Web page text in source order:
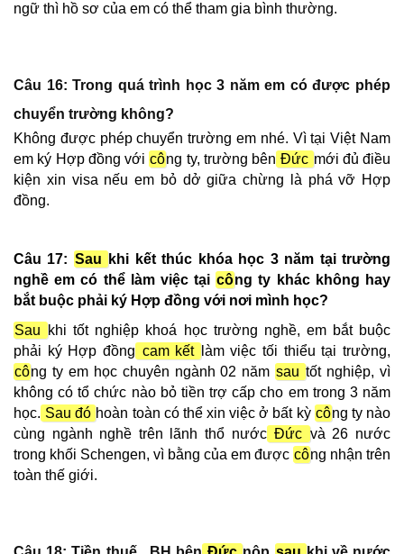
ngữ thì hồ sơ của em có thể tham gia bình thường.
Câu 16: Trong quá trình học 3 năm em có được phép
chuyển trường không?
Không được phép chuyển trường em nhé. Vì tại Việt Nam
em ký Hợp đồng với công ty, trường bên Đức mới đủ điều
kiện xin visa nếu em bỏ dở giữa chừng là phá vỡ Hợp
đồng.
Câu 17: Sau khi kết thúc khóa học 3 năm tại trường
nghề em có thể làm việc tại công ty khác không hay
bắt buộc phải ký Hợp đồng với nơi mình học?
Sau
khi tốt nghiệp khoá học trường nghề, em bắt buộc
phải ký Hợp đồng cam kết
làm việc tối thiểu tại trường,
công ty em học chuyên ngành 02 năm sau tốt nghiệp, vì
không có tổ chức nào bỏ tiền trợ cấp cho em trong 3 năm
học. Sau đó hoàn toàn có thể xin việc ở bất kỳ công ty nào
cùng ngành nghề trên lãnh thổ nước Đức và 26 nước
trong khối Schengen, vì bằng của em được công nhận trên
toàn thế giới.